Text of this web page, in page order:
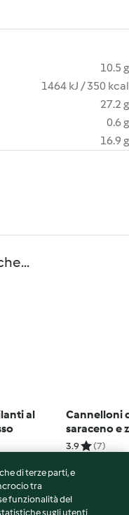
10.5 g
1464 kJ / 350 kcal
27.2 g
0.6 g
16.9 g
al
Cannelloni
saraceno e
3.9 (7)
di terze parti, e
tra
funzionalità del
sugli utenti